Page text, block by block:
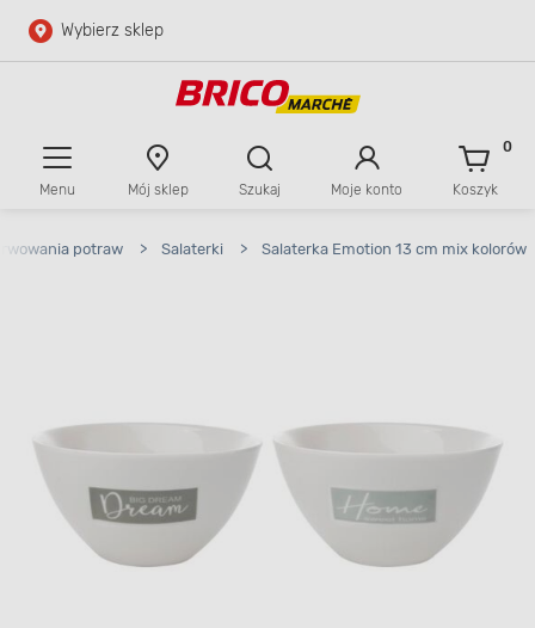
Przejdź do głównej zawartości
Wybierz sklep
Menu Mój sklep Szukaj Moje konto Koszyk
0
potraw > Salaterki > Salaterka Emotion 13 cm mix kolorów